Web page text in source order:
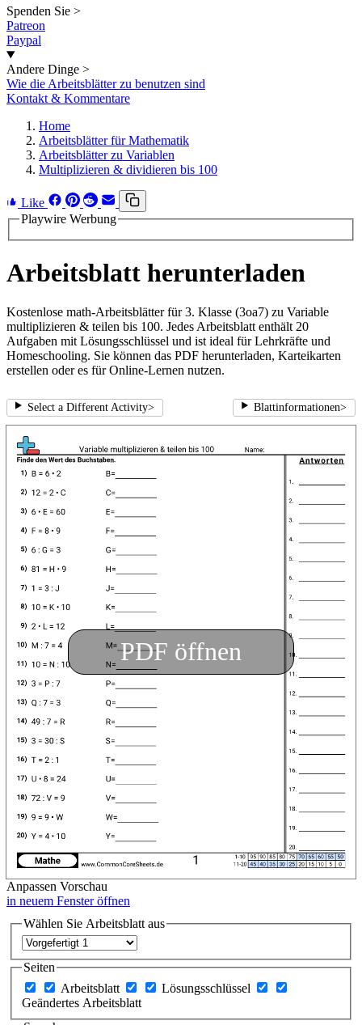
Spenden Sie >
Patreon
Paypal
Andere Dinge >
Wie die Arbeitsblätter zu benutzen sind
Kontakt & Kommentare
Home
Arbeitsblätter für Mathematik
Arbeitsblätter zu Variablen
Multiplizieren & dividieren bis 100
Like
Playwire Werbung
Arbeitsblatt herunterladen
Kostenlose math-Arbeitsblätter für 3. Klasse (3oa7) zu Variable
multiplizieren & teilen bis 100. Jedes Arbeitsblatt enthält 20
Aufgaben mit Lösungsschlüssel und ist ideal für Lehrkräfte und
Homeschooling. Sie können das PDF herunterladen, Karteikarten
erstellen oder es für Online-Lernen nutzen.
Select a Different Activity> Blattinformationen>
PDF öffnen
Anpassen Vorschau
in neuem Fenster öffnen
Wählen Sie Arbeitsblatt aus
Seiten
Arbeitsblatt
Lösungsschlüssel
Geändertes Arbeitsblatt